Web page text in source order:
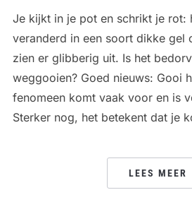
Je kijkt in je pot en schrikt je rot:
veranderd in een soort dikke gel
zien er glibberig uit. Is het
weggooien? Goed nieuws: Gooi
fenomeen komt vaak voor en is
Sterker nog, het betekent dat je
LEES MEER